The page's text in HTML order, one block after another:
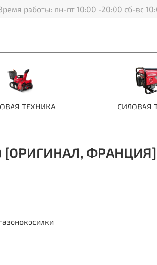
работы: пн-пт 10:00 -20:00 сб-вс
ТЕХНИКА СИЛОВАЯ
[ОРИГИНАЛ, ФРАНЦИЯ]